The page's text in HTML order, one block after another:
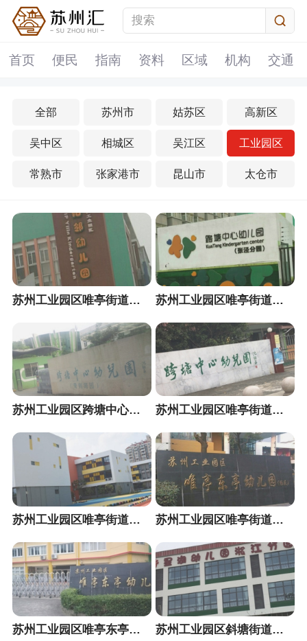
首页 便民 指南 资料 区域 机构 交通
全部 苏州市 姑苏区 高新区
吴中区 相城区 吴江区 工业园区
常熟市 张家港市 昆山市 太仓市
苏州工业园区唯亭街道怡邻幼儿园 苏州工业园区唯亭街道跨塘中心幼儿园张泾分园
苏州工业园区跨塘中心幼儿园青剑湖分园 苏州工业园区唯亭街道跨塘中心幼儿园
苏州工业园区唯亭街道东亭幼儿园戈巷分园 苏州工业园区唯亭街道东亭幼儿园畅苑分园
苏州工业园区唯亭东亭幼儿园 苏州工业园区斜塘街道星湖幼儿园淞江分园